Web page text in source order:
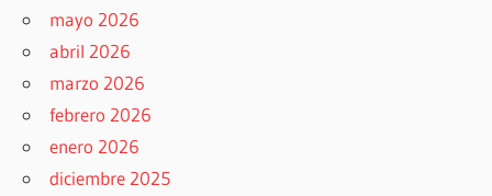
mayo 2026
abril 2026
marzo 2026
febrero 2026
enero 2026
diciembre 2025